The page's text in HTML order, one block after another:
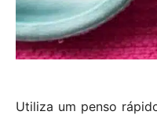
Utiliza um penso